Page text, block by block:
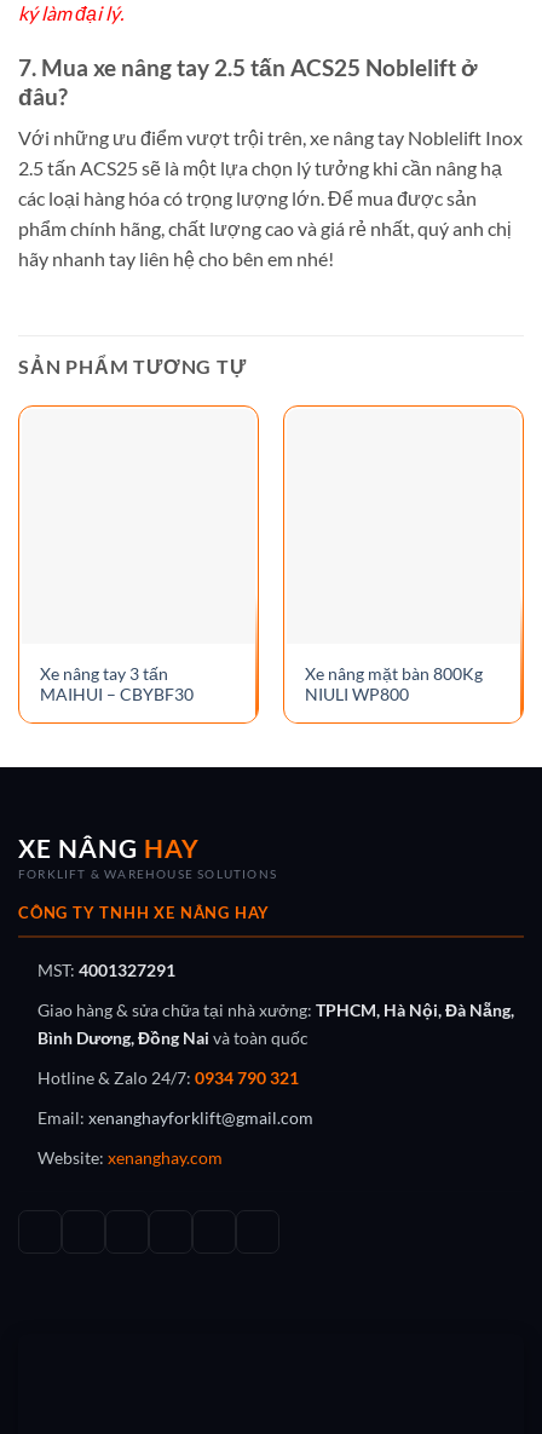
ký làm đại lý.
7. Mua xe nâng tay 2.5 tấn ACS25 Noblelift ở
đâu?
Với những ưu điểm vượt trội trên, xe nâng tay Noblelift Inox
2.5 tấn ACS25 sẽ là một lựa chọn lý tưởng khi cần nâng hạ
các loại hàng hóa có trọng lượng lớn. Để mua được sản
phẩm chính hãng, chất lượng cao và giá rẻ nhất, quý anh chị
hãy nhanh tay liên hệ cho bên em nhé!
SẢN PHẨM TƯƠNG TỰ
Xe nâng tay 3 tấn
MAIHUI – CBYBF30
Xe nâng mặt bàn 800Kg
NIULI WP800
XE NÂNG HAY
FORKLIFT & WAREHOUSE SOLUTIONS
CÔNG TY TNHH XE NÂNG HAY
MST: 4001327291
Giao hàng & sửa chữa tại nhà xưởng: TPHCM, Hà Nội, Đà Nẵng,
Bình Dương, Đồng Nai và toàn quốc
Hotline & Zalo 24/7: 0934 790 321
Email: xenanghayforklift@gmail.com
Website: xenanghay.com